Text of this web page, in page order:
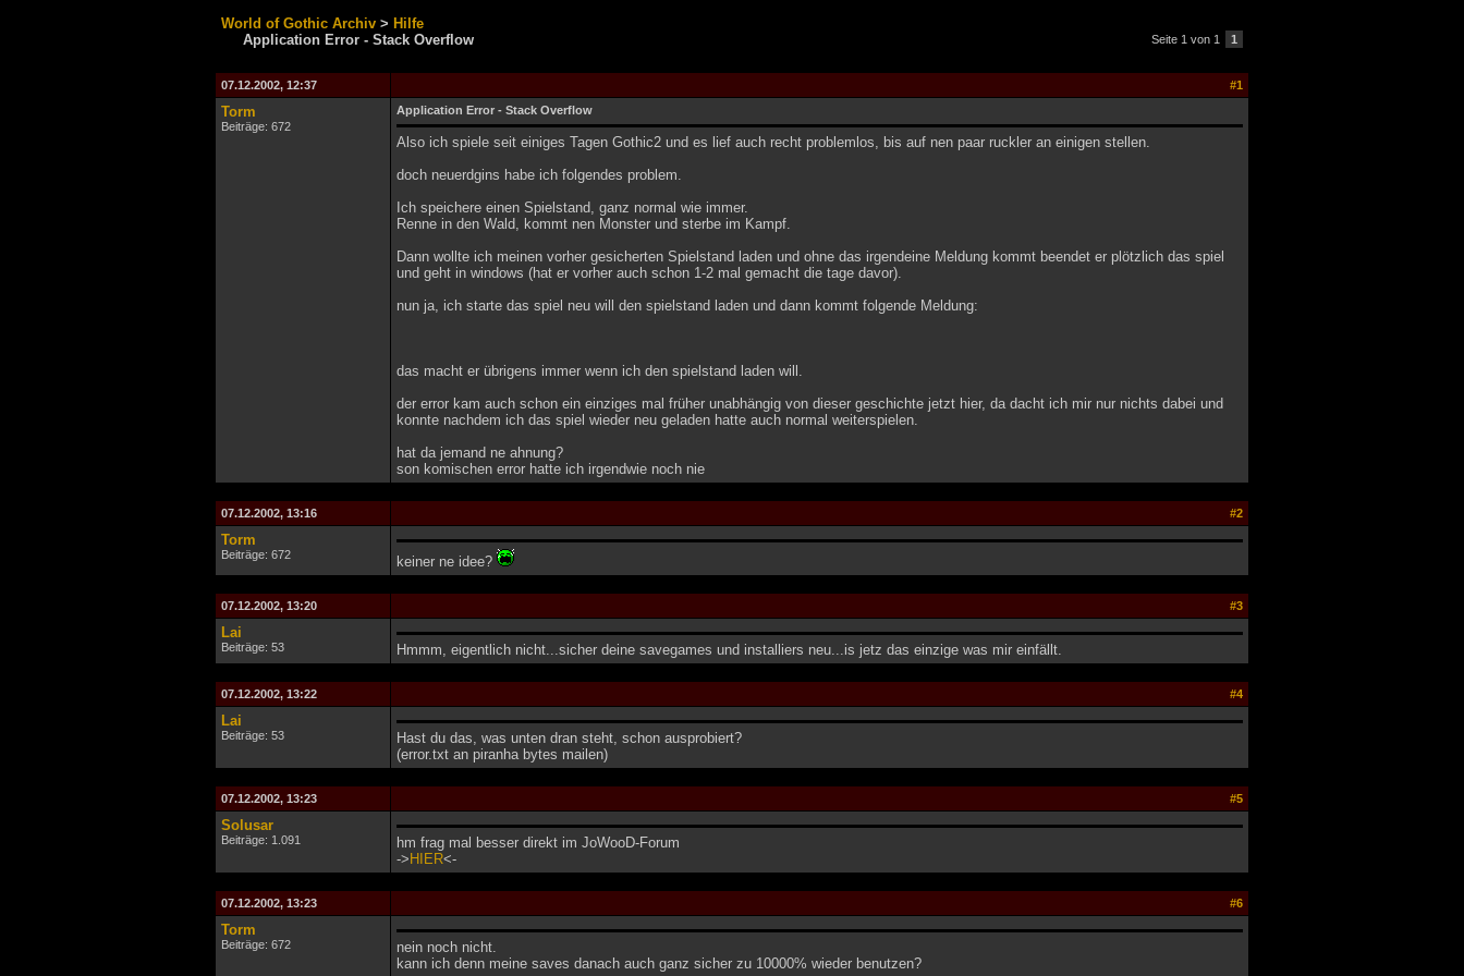
World of Gothic Archiv > Hilfe
Application Error - Stack Overflow
Seite 1 von 1 1
07.12.2002, 12:37 #1
Torm
Beiträge: 672
Application Error - Stack Overflow
Also ich spiele seit einiges Tagen Gothic2 und es lief auch recht problemlos, bis auf nen paar ruckler an einigen stellen.
doch neuerdgins habe ich folgendes problem.
Ich speichere einen Spielstand, ganz normal wie immer.
Renne in den Wald, kommt nen Monster und sterbe im Kampf.
Dann wollte ich meinen vorher gesicherten Spielstand laden und ohne das irgendeine Meldung kommt beendet er plötzlich das spiel
und geht in windows (hat er vorher auch schon 1-2 mal gemacht die tage davor).
nun ja, ich starte das spiel neu will den spielstand laden und dann kommt folgende Meldung:
das macht er übrigens immer wenn ich den spielstand laden will.
der error kam auch schon ein einziges mal früher unabhängig von dieser geschichte jetzt hier, da dacht ich mir nur nichts dabei und
konnte nachdem ich das spiel wieder neu geladen hatte auch normal weiterspielen.
hat da jemand ne ahnung?
son komischen error hatte ich irgendwie noch nie
07.12.2002, 13:16 #2
Torm
Beiträge: 672 keiner ne idee?
07.12.2002, 13:20 #3
Lai
Beiträge: 53 Hmmm, eigentlich nicht...sicher deine savegames und installiers neu...is jetz das einzige was mir einfällt.
07.12.2002, 13:22 #4
Lai
Beiträge: 53
Hast du das, was unten dran steht, schon ausprobiert?
(error.txt an piranha bytes mailen)
07.12.2002, 13:23 #5
Solusar
Beiträge: 1.091
hm frag mal besser direkt im JoWooD-Forum
-> HIER<-
07.12.2002, 13:23 #6
Torm
Beiträge: 672
nein noch nicht.
kann ich denn meine saves danach auch ganz sicher zu 10000% wieder benutzen?